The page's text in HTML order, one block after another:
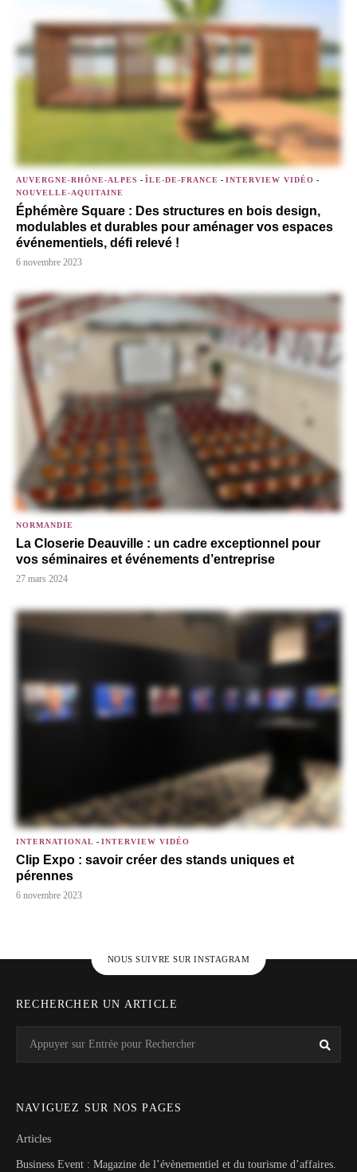
AUVERGNE-RHÔNE-ALPES - ÎLE-DE-FRANCE - INTERVIEW VIDÉO -
NOUVELLE-AQUITAINE
Éphémère Square : Des structures en bois design,
modulables et durables pour aménager vos espaces
événementiels, défi relevé !
6 novembre 2023
NORMANDIE
La Closerie Deauville : un cadre exceptionnel pour
vos séminaires et événements d’entreprise
27 mars 2024
INTERNATIONAL - INTERVIEW VIDÉO
Clip Expo : savoir créer des stands uniques et
pérennes
6 novembre 2023
NOUS SUIVRE SUR INSTAGRAM
RECHERCHER UN ARTICLE
for:
NAVIGUEZ SUR NOS PAGES
Articles
Business Event : Magazine de l’évènementiel et du tourisme d’affaires.